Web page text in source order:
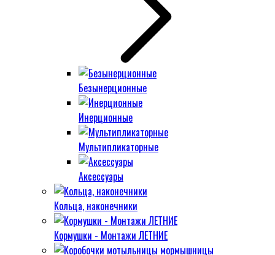
Безынерционные
Инерционные
Мультипликаторные
Аксессуары
Кольца, наконечники
Кормушки - Монтажи ЛЕТНИЕ